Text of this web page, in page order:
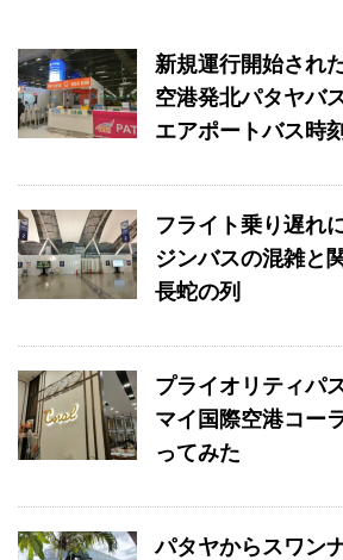
新規運行開始され
空港発北パタヤバ
エアポートバス時
フライト乗り遅れ
ジンバスの混雑と
長蛇の列
プライオリティパ
マイ国際空港コー
ってみた
パタヤからスワン